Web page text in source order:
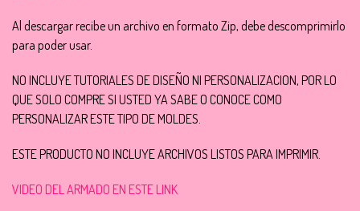
Al descargar recibe un archivo en formato Zip, debe descomprimirlo
para poder usar.
NO INCLUYE TUTORIALES DE DISEÑO NI PERSONALIZACION, POR LO
QUE SOLO COMPRE SI USTED YA SABE O CONOCE COMO
PERSONALIZAR ESTE TIPO DE MOLDES.
ESTE PRODUCTO NO INCLUYE ARCHIVOS LISTOS PARA IMPRIMIR.
VIDEO DEL ARMADO EN ESTE LINK